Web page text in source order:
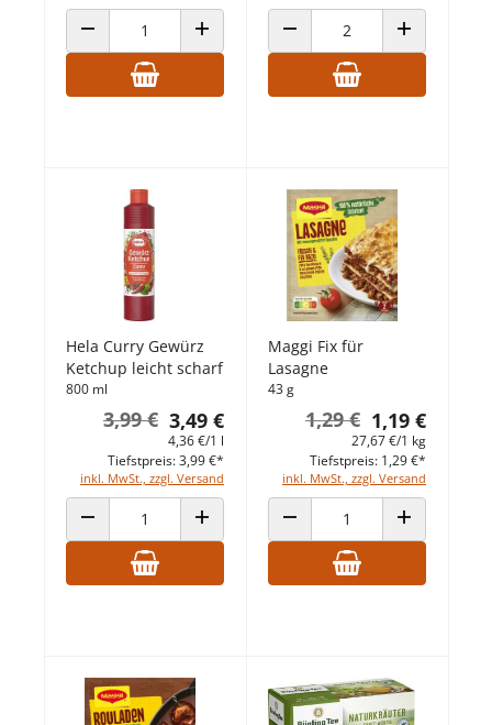
ANZAHL VERRINGERNANZAHL ERHÖHENANZAHL VERRINGERNANZAHL
Hela Curry Gewürz
Ketchup leicht scharf
800 ml
3,49 €
3,99 €
4,36 €/1 l
inkl. MwSt., zzgl. Versand
Tiefstpreis: 3,99 €*
ANZAHL VERRINGERNANZAHL ERHÖHEN
Maggi Fix für
Lasagne
43 g
1,19 €
1,29 €
27,67 €/1 kg
inkl. MwSt., zzgl. Versand
Tiefstpreis: 1,29 €*
ANZAHL VERRINGERNANZAHL